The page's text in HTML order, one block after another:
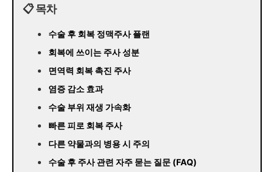
📋 목차
수술 후 회복 정맥주사 플랜
회복에 쓰이는 주사 성분
면역력 회복 촉진 주사
염증 감소 효과
수술 부위 재생 가속화
빠른 피로 회복 주사
다른 약물과의 병용 시 주의
수술 후 주사 관련 자주 묻는 질문 (FAQ)